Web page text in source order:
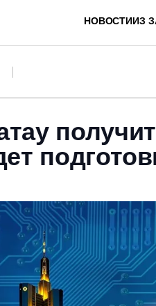
НОВОСТИИЗ